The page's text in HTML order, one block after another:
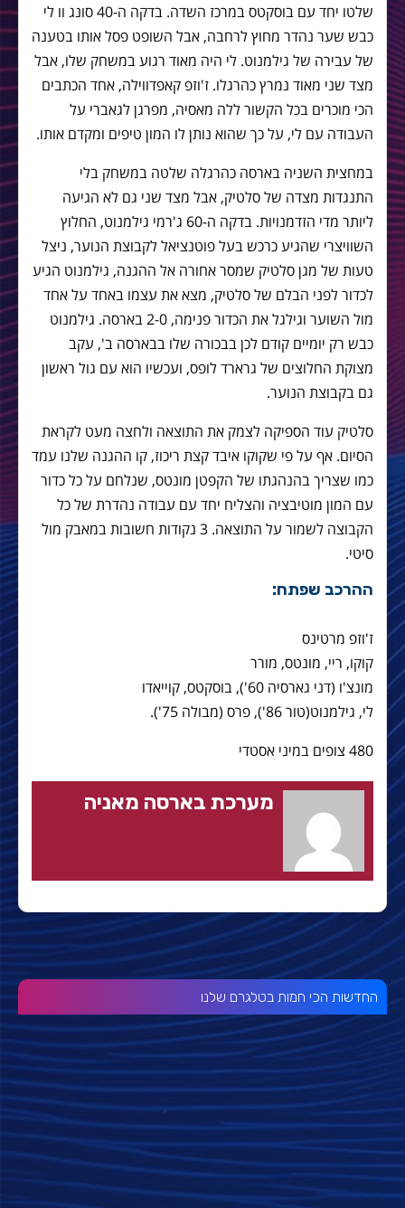
שלטו יחד עם בוסקטס במרכז השדה. בדקה ה-40 סונג וו לי
כבש שער נהדר מחוץ לרחבה, אבל השופט פסל אותו בטענה
של עבירה של גילמנוט. לי היה מאוד רגוע במשחק שלו, אבל
מצד שני מאוד נמרץ כהרגלו. ז'וזפ קאפדווילה, אחד הכתבים
הכי מוכרים בכל הקשור ללה מאסיה, מפרגן לגאברי על
העבודה עם לי, על כך שהוא נותן לו המון טיפים ומקדם אותו.
במחצית השניה בארסה כהרגלה שלטה במשחק בלי
התנגדות מצדה של סלטיק, אבל מצד שני גם לא הגיעה
ליותר מדי הזדמנויות. בדקה ה-60 ג'רמי גילמנוט, החלוץ
השוויצרי שהגיע כרכש בעל פוטנציאל לקבוצת הנוער, ניצל
טעות של מגן סלטיק שמסר אחורה אל ההגנה, גילמנוט הגיע
לכדור לפני הבלם של סלטיק, מצא את עצמו באחד על אחד
מול השוער וגילגל את הכדור פנימה, 2-0 בארסה. גילמנוט
כבש רק יומיים קודם לכן בבכורה שלו בבארסה ב', עקב
מצוקת החלוצים של גרארד לופס, ועכשיו הוא עם גול ראשון
גם בקבוצת הנוער.
סלטיק עוד הספיקה לצמק את התוצאה ולחצה מעט לקראת
הסיום. אף על פי שקוקו איבד קצת ריכוז, קו ההגנה שלנו עמד
כמו שצריך בהנהגתו של הקפטן מונטס, שנלחם על כל כדור
עם המון מוטיבציה והצליח יחד עם עבודה נהדרת של כל
הקבוצה לשמור על התוצאה. 3 נקודות חשובות במאבק מול
סיטי.
ההרכב שפתח:
ז'וזפ מרטינס
קוקו, ריי, מונטס, מורר
מונצ'ו (דני גארסיה 60'), בוסקטס, קוייאדו
לי, גילמנוט(טור 86'), פרס (מבולה 75').
480 צופים במיני אסטדי
מערכת בארסה מאניה
החדשות הכי חמות בטלגרם שלנו